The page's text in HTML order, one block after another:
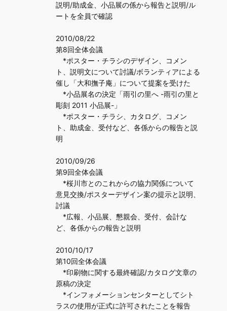
説明/助成金、小品展の係から報告と説明/ル
ートを全員で確認
2010/08/22
第8回全体会議
*ポスター・チラシのデザイン、コメン
ト、説明文について討議/ボランティアによる
催し「大和撫子庵」について提案を受けた
*小品展名の決定「雨引の里へ -雨引の里と
彫刻 2011 小品展-」
*ポスター・チラシ、カタログ、コメン
ト、助成金、受付など、各係からの報告と説
明
2010/09/26
第9回全体会議
*桜川市とのこれからの協力関係について
意見交換/ポスターデザイン案の提示と説明、
討議
*広報、小品展、懇親会、受付、会計な
ど、各係からの報告と説明
2010/10/17
第10回全体会議
*印刷物に関する最終確認/カタログ文章の
原稿の決定
*インフォメーションセンターとしてシト
ラスの使用が正式に許可されたことを報告